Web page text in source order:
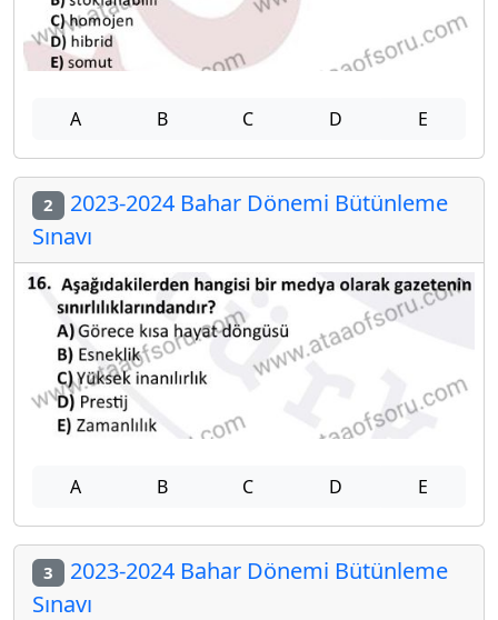
A B C D E
2 2023-2024 Bahar Dönemi Bütünleme
Sınavı
A B C D E
3 2023-2024 Bahar Dönemi Bütünleme
Sınavı